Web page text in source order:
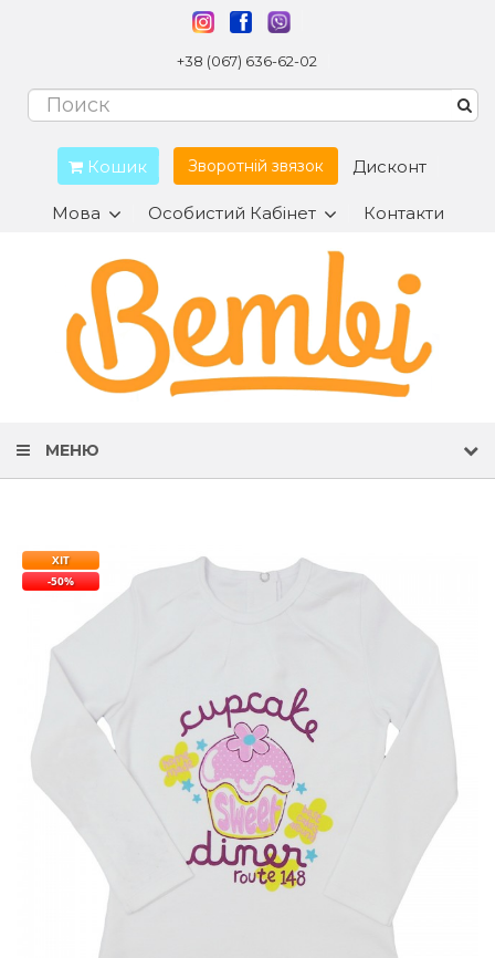
+38 (067) 636-62-02
Кошик Зворотній звязок Дисконт
Мова Особистий Кабінет Контакти
МЕНЮ
ХІТ
-50%